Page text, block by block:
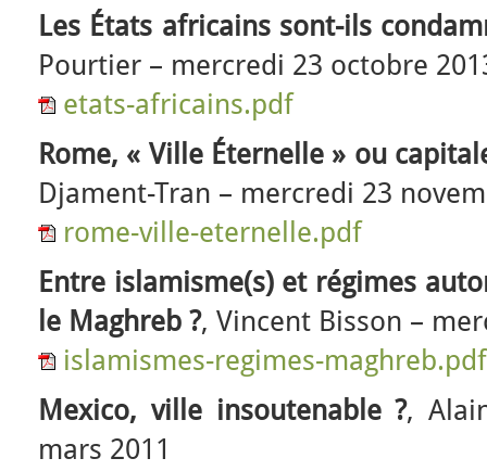
Les États africains sont-ils
Pourtier – mercredi 23 octobre
etats-africains.pdf
Rome, « Ville Éternelle » ou
Djament-Tran – mercredi 23
rome-ville-eternelle.pdf
Entre islamisme(s) et régimes
le Maghreb ?, Vincent Bisson –
islamismes-regimes-maghreb.pdf
Mexico, ville insoutenable ?,
mars 2011